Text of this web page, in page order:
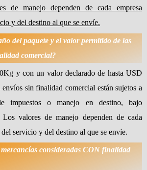
de manejo dependen de cada empresa
y del destino al que se envíe.
del paquete y el valor permitido de las
comercial?
y con un valor declarado de hasta USD
sin finalidad comercial están sujetos a
impuestos o manejo en destino, bajo
valores de manejo dependen de cada
servicio y del destino al que se envíe.
consideradas CON finalidad